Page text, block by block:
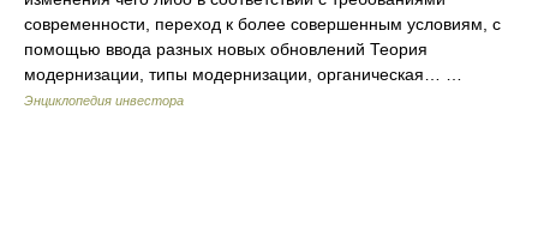
современности, переход к более совершенным условиям, с
помощью ввода разных новых обновлений Теория
модернизации, типы модернизации, органическая… …
Энциклопедия инвестора